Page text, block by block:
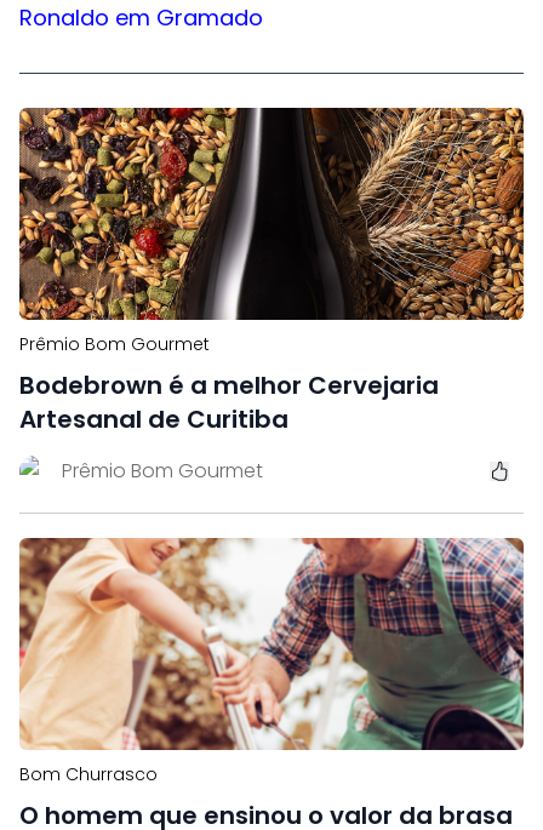
Ronaldo em Gramado
Prêmio Bom Gourmet
Bodebrown é a melhor Cervejaria
Artesanal de Curitiba
Prêmio Bom Gourmet
Bom Churrasco
O homem que ensinou o valor da brasa